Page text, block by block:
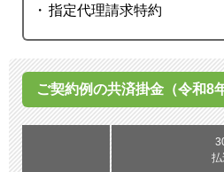
指定代理請求特約
ご契約例の共済掛金（令和8